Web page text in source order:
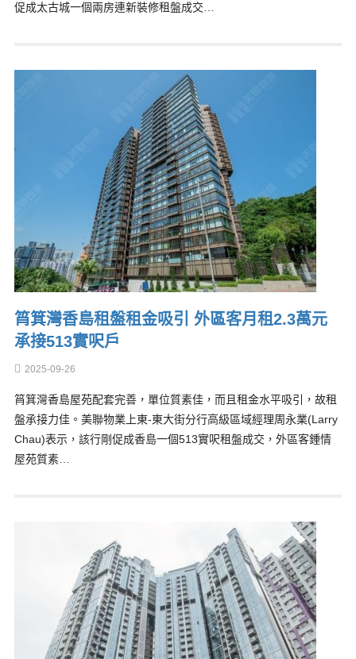
促成太古城一個兩房連新裝修租盤成交…
筲箕灣香島租盤租金吸引 外區客月租2.3萬元
承接513實呎戶
2025-09-26
筲箕灣香島屋苑配套完善，單位質素佳，而且租金水平吸引，故租
盤承接力佳。美聯物業上東-東大街分行高級區域經理周永業(Larry
Chau)表示，該行剛促成香島一個513實呎租盤成交，外區客鍾情
屋苑質素…